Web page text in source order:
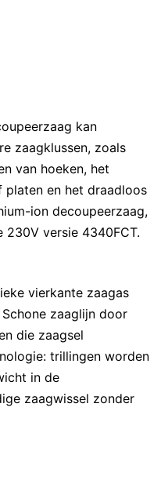
kan
zaagklussen, zoals
van hoeken, het
platen en het draadloos
ion decoupeerzaag,
versie 4340FCT.
vierkante zaagas
zaaglijn door
die zaagsel
trillingen worden
in de
zaagwissel zonder